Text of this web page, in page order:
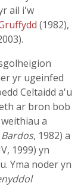
ail i'w
(1982),
yr ugeinfed
Celtaidd a'u
ar bron bob
a
Bardos, 1982) a
1999) yn
Yma noder yn